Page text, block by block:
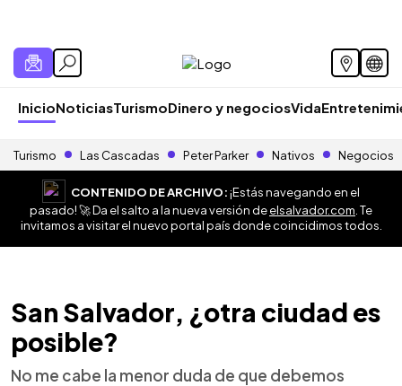
InicioNoticiasTurismoDinero y negociosVida
Turismo Las Cascadas Peter Parker Nativos Negocios
CONTENIDO DE ARCHIVO:¡Estás navegando en el
pasado! 🚀 Da el salto a la nueva versión deelsalvador.com . Te
invitamos a visitar el nuevo portal país donde coincidimos todos.
San Salvador, ¿otra ciudad es
posible?
No me cabe la menor duda de que debemos